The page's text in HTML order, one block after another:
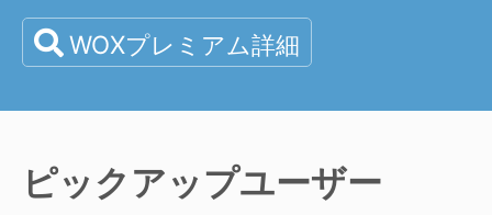
WOXプレミアム詳細
ピックアップユーザー